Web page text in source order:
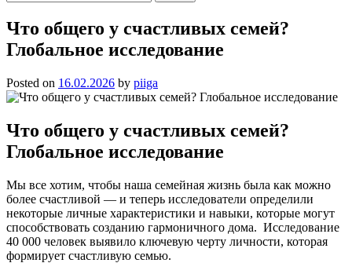
Что общего у счастливых семей?
Глобальное исследование
Posted on 16.02.2026 by piiga
Что общего у счастливых семей?
Глобальное исследование
Мы все хотим, чтобы наша семейная жизнь была как можно
более счастливой — и теперь исследователи определили
некоторые личные характеристики и навыки, которые могут
способствовать созданию гармоничного дома. Исследование
40 000 человек выявило ключевую черту личности, которая
формирует счастливую семью.